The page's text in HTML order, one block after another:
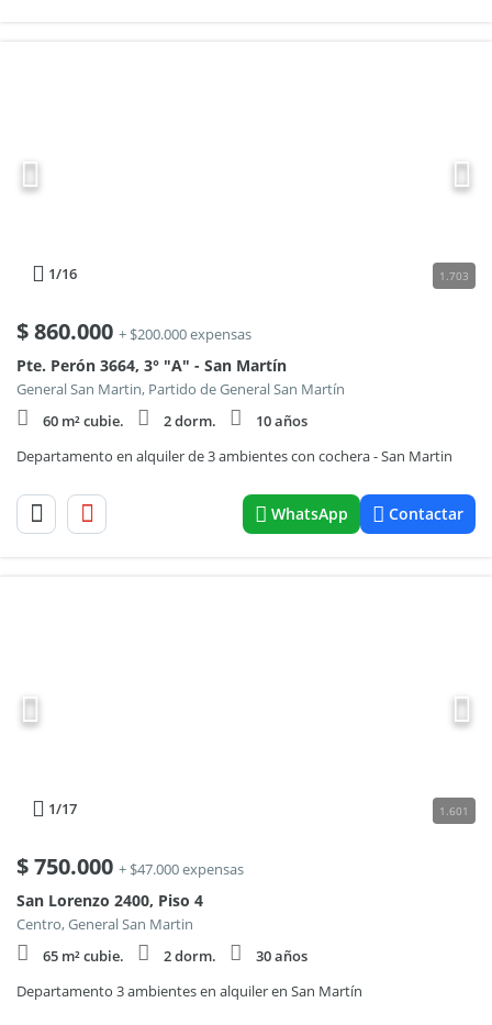
1/16 1.703
$860.000 + $200.000 expensas
Pte. Perón 3664, 3° "A" - San Martín
General San Martin, Partido de General San Martín
60 m² cubie.
2 dorm.
10 años
Departamento en alquiler de 3 ambientes con cochera - San Martin
WhatsApp Contactar
1/17 1.601
$750.000 + $47.000 expensas
San Lorenzo 2400, Piso 4
Centro, General San Martin
65 m² cubie.
2 dorm.
30 años
Departamento 3 ambientes en alquiler en San Martín